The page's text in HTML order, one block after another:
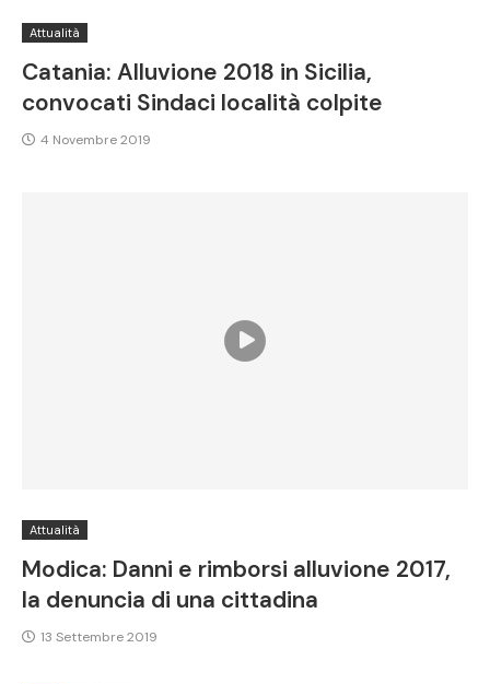
Attualità
Catania: Alluvione 2018 in Sicilia,
convocati Sindaci località colpite
4 Novembre 2019
Attualità
Modica: Danni e rimborsi alluvione 2017,
la denuncia di una cittadina
13 Settembre 2019